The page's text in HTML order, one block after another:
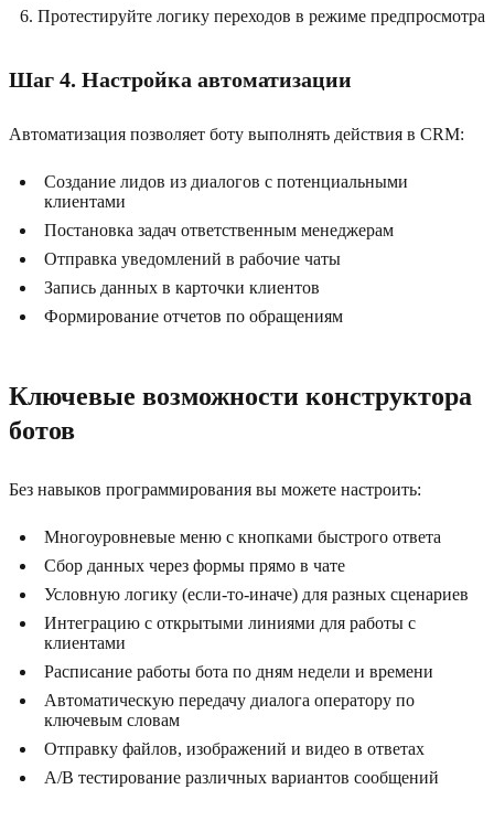
Протестируйте логику переходов в режиме предпросмотра
Шаг 4. Настройка автоматизации
Автоматизация позволяет боту выполнять действия в CRM:
Создание лидов из диалогов с потенциальными
клиентами
Постановка задач ответственным менеджерам
Отправка уведомлений в рабочие чаты
Запись данных в карточки клиентов
Формирование отчетов по обращениям
Ключевые возможности конструктора
ботов
Без навыков программирования вы можете настроить:
Многоуровневые меню с кнопками быстрого ответа
Сбор данных через формы прямо в чате
Условную логику (если-то-иначе) для разных сценариев
Интеграцию с открытыми линиями для работы с
клиентами
Расписание работы бота по дням недели и времени
Автоматическую передачу диалога оператору по
ключевым словам
Отправку файлов, изображений и видео в ответах
A/B тестирование различных вариантов сообщений